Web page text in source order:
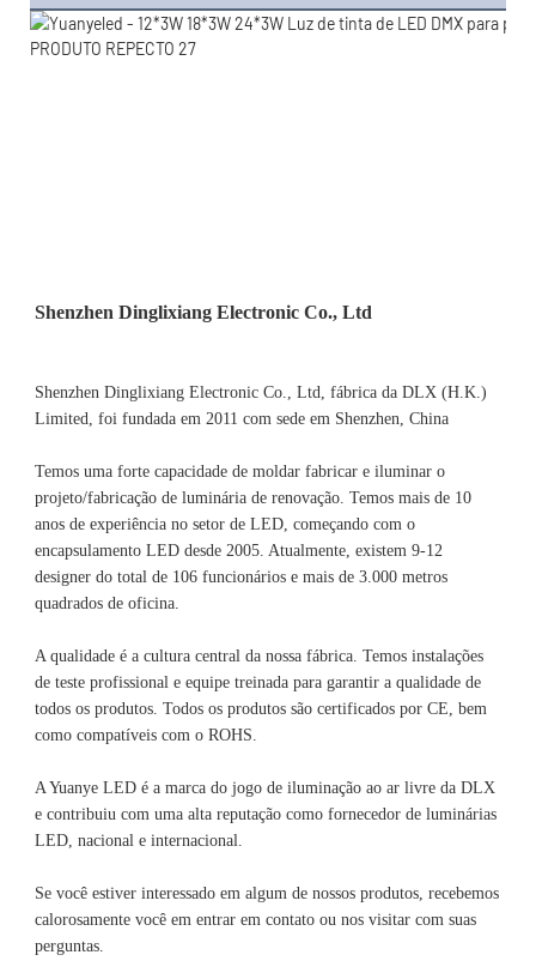
Shenzhen Dinglixiang Electronic Co., Ltd, fábrica da DLX (H.K.)
Limited, foi fundada em 2011 com sede em Shenzhen, China
Temos uma forte capacidade de moldar fabricar e iluminar o
projeto/fabricação de luminária de renovação. Temos mais de 10
anos de experiência no setor de LED, começando com o
encapsulamento LED desde 2005. Atualmente, existem 9-12
designer do total de 106 funcionários e mais de 3.000 metros
A qualidade é a cultura central da nossa fábrica. Temos instalações
de teste profissional e equipe treinada para garantir a qualidade de
todos os produtos. Todos os produtos são certificados por CE, bem
A Yuanye LED é a marca do jogo de iluminação ao ar livre da DLX
e contribuiu com uma alta reputação como fornecedor de luminárias
Se você estiver interessado em algum de nossos produtos, recebemos
calorosamente você em entrar em contato ou nos visitar com suas